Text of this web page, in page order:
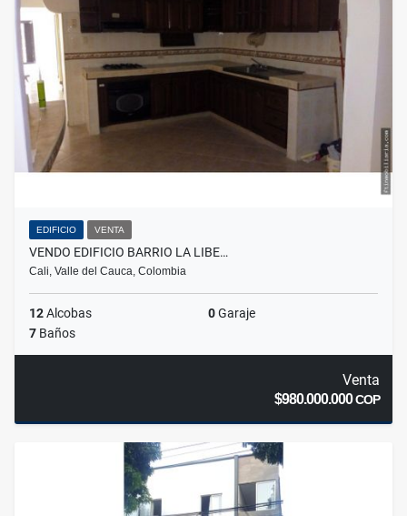
EDIFICIO VENTA
VENDO EDIFICIO BARRIO LA LIBE…
Cali, Valle del Cauca, Colombia
12Alcobas 0Garaje
7 Baños
Venta
$980.000.000COP